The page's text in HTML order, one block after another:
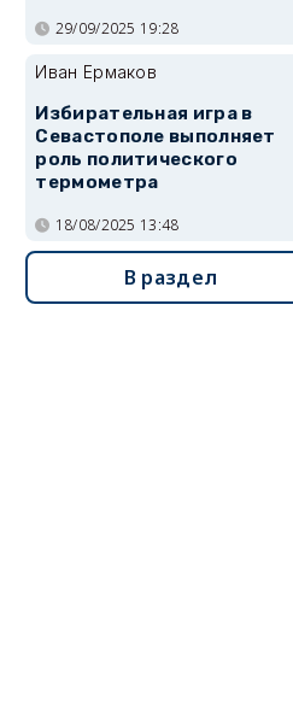
29/09/2025 19:28
Иван Ермаков
Избирательная игра в
Севастополе выполняет
роль политического
термометра
18/08/2025 13:48
В раздел